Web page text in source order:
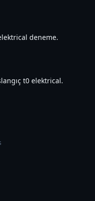
deneme.
t0 elektrical.